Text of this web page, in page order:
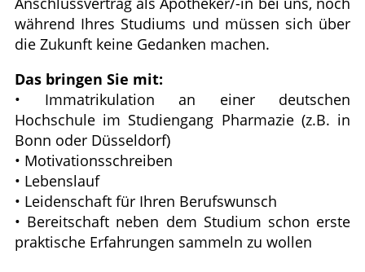
während Ihres Studiums und müssen sich über
die Zukunft keine Gedanken machen.
Das bringen Sie mit:
• Immatrikulation an einer deutschen
Hochschule im Studiengang Pharmazie (z.B. in
Bonn oder Düsseldorf)
• Motivationsschreiben
• Lebenslauf
• Leidenschaft für Ihren Berufswunsch
• Bereitschaft neben dem Studium schon erste
praktische Erfahrungen sammeln zu wollen